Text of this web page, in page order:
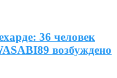
36 человек
возбуждено